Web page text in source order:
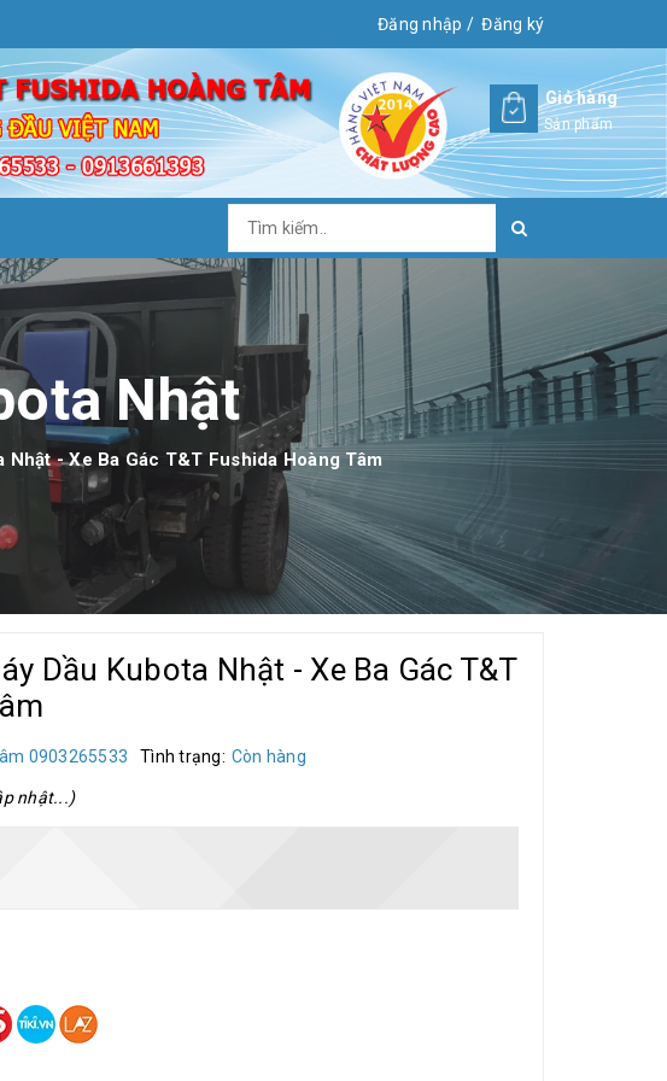
Đăng nhập /Đăng ký
Giỏ hàng
Sản phẩm
Nhật
Nhật - Xe Ba Gác T&T Fushida Hoàng Tâm
Dầu Kubota Nhật - Xe Ba Gác T&T
0903265533 Tình trạng: Còn hàng
nhật...)